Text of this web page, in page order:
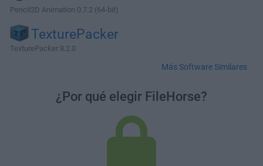
Pencil2D Animation 0.7.2 (64-bit)
TexturePacker
TexturePacker 8.2.0
Más Software Similares
¿Por qué elegir FileHorse?